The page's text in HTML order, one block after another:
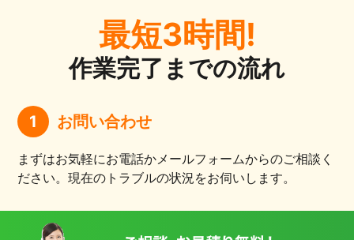
最短3時間!
作業完了までの流れ
1 お問い合わせ
まずはお気軽にお電話かメールフォームからのご相談く
ださい。現在のトラブルの状況をお伺いします。